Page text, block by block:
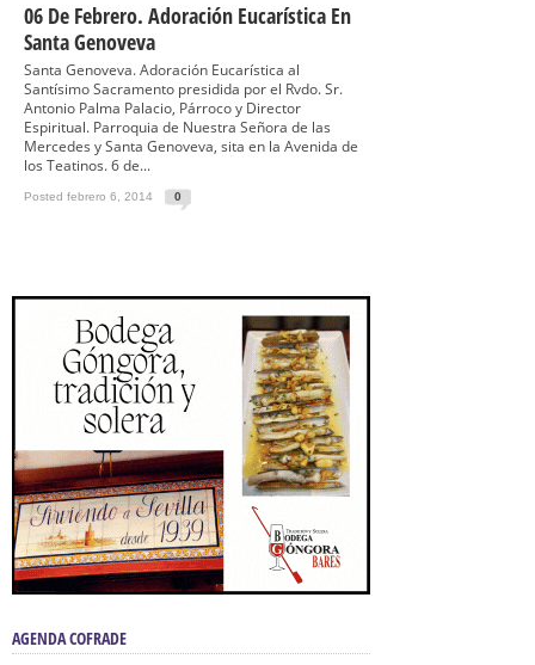
06 De Febrero. Adoración Eucarística En
Santa Genoveva
Santa Genoveva. Adoración Eucarística al
Santísimo Sacramento presidida por el Rvdo. Sr.
Antonio Palma Palacio, Párroco y Director
Espiritual. Parroquia de Nuestra Señora de las
Mercedes y Santa Genoveva, sita en la Avenida de
los Teatinos. 6 de...
Posted febrero 6, 2014 0
AGENDA COFRADE